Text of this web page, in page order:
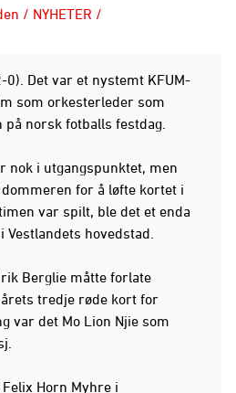
/ NYHETER /
0). Det var et nystemt KFUM-
som orkesterleder som
norsk fotballs festdag.
nok i utgangspunktet, men
dommeren for å løfte kortet i
var spilt, ble det et enda
hovedstad.
Berglie måtte forlate
tredje røde kort for
var det Mo Lion Njie som
Horn Myhre i